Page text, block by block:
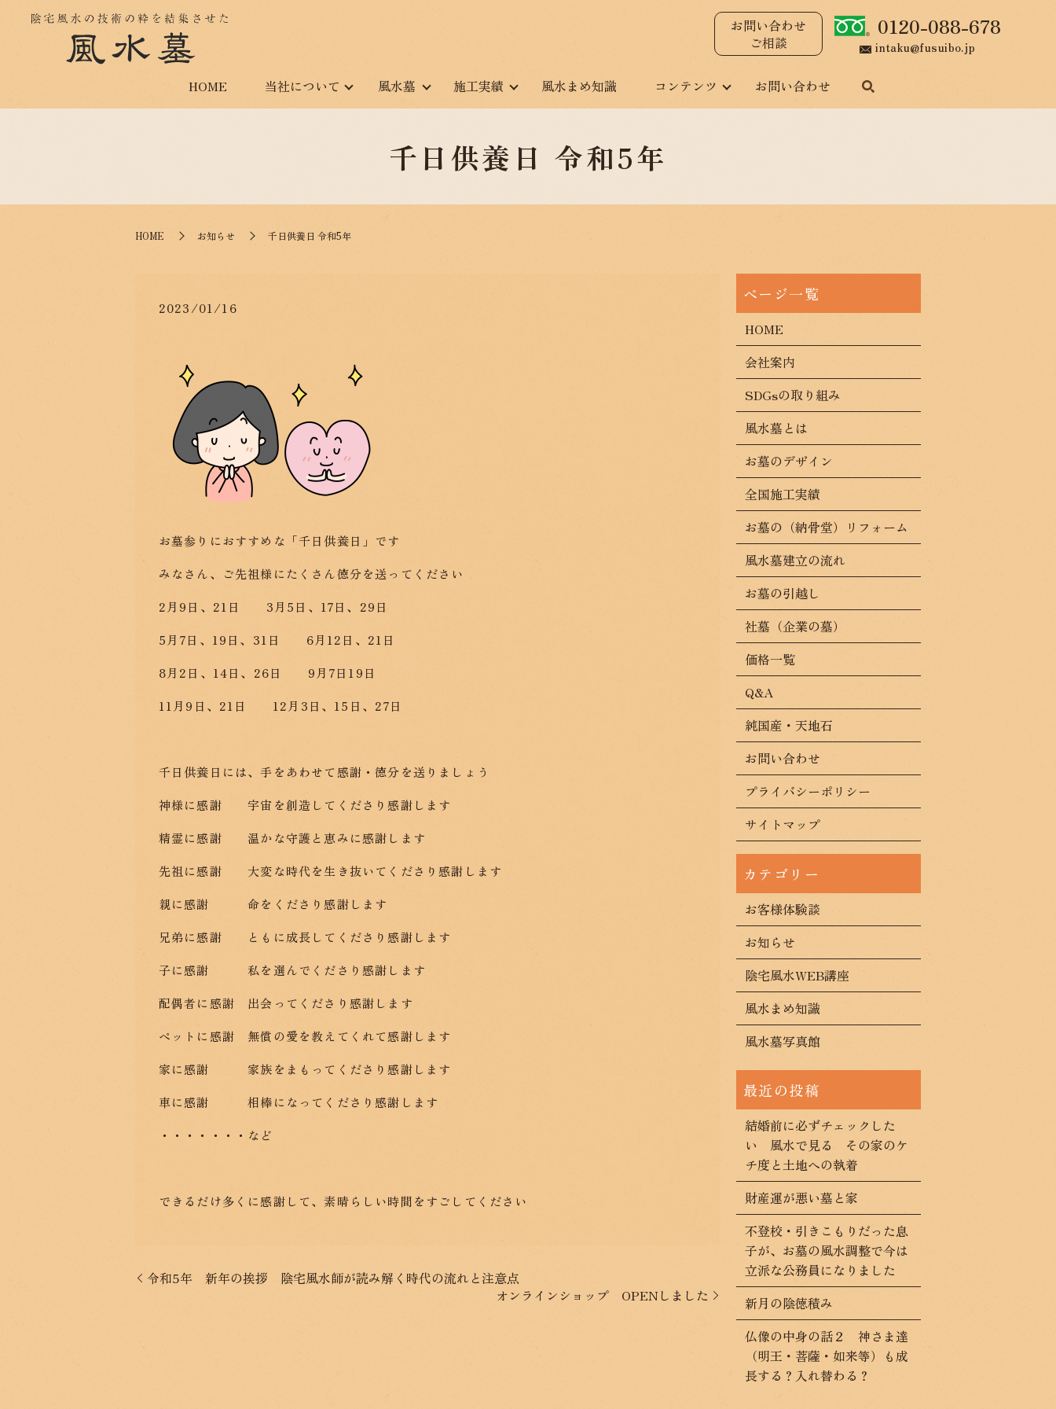
お問い合わせ
ご相談
0120-088-678
intaku@fusuibo.jp
HOME 当社について 風水墓 施工実績 風水まめ知識 コンテンツ お問い合わせ
千日供養日 令和5年
HOME お知らせ 千日供養日 令和5年
2023/01/16
お墓参りにおすすめな「千日供養日」です
みなさん、ご先祖様にたくさん徳分を送ってください
2月9日、21日 3月5日、17日、29日
5月7日、19日、31日 6月12日、21日
8月2日、14日、26日 9月7日19日
11月9日、21日 12月3日、15日、27日
千日供養日には、手をあわせて感謝・徳分を送りましょう
神様に感謝 宇宙を創造してくださり感謝します
精霊に感謝 温かな守護と恵みに感謝します
先祖に感謝 大変な時代を生き抜いてくださり感謝します
親に感謝 命をくださり感謝します
兄弟に感謝 ともに成長してくださり感謝します
子に感謝 私を選んでくださり感謝します
配偶者に感謝 出会ってくださり感謝します
ペットに感謝 無償の愛を教えてくれて感謝します
家に感謝 家族をまもってくださり感謝します
車に感謝 相棒になってくださり感謝します
・・・・・・・など
できるだけ多くに感謝して、素晴らしい時間をすごしてください
令和5年 新年の挨拶 陰宅風水師が読み解く時代の流れと注意点
オンラインショップ OPENしました
HOME
会社案内
SDGsの取り組み
風水墓とは
お墓のデザイン
全国施工実績
お墓の（納骨堂）リフォーム
風水墓建立の流れ
お墓の引越し
社墓（企業の墓）
価格一覧
Q&A
純国産・天地石
お問い合わせ
プライバシーポリシー
サイトマップ
お客様体験談
お知らせ
陰宅風水WEB講座
風水まめ知識
風水墓写真館
結婚前に必ずチェックした
い 風水で見る その家のケ
チ度と土地への執着
財産運が悪い墓と家
不登校・引きこもりだった息
子が、お墓の風水調整で今は
立派な公務員になりました
新月の陰徳積み
仏像の中身の話２ 神さま達
（明王・菩薩・如来等）も成
長する？入れ替わる？